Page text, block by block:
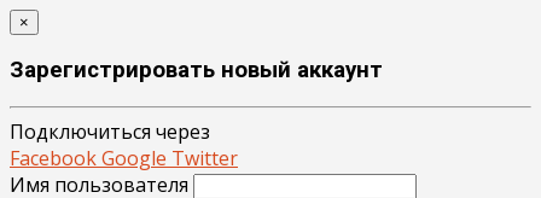
×
Зарегистрировать новый аккаунт
Подключиться через
FacebookGoogle Twitter
Имя пользователя